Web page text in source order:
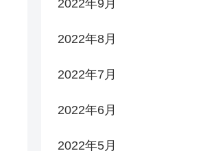
2022年9月
2022年8月
2022年7月
2022年6月
2022年5月